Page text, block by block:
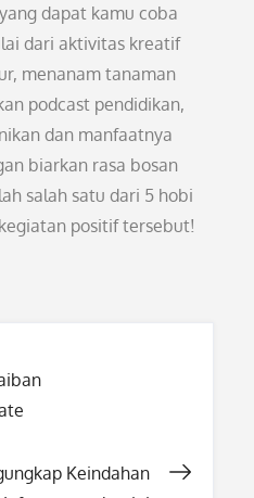
dapat kamu coba
dari aktivitas kreatif
menanam tanaman
podcast pendidikan,
dan manfaatnya
biarkan rasa bosan
salah satu dari 5 hobi
positif tersebut!
Keindahan